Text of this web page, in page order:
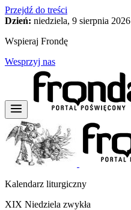
Przejdź do treści
Dzień: niedziela, 9 sierpnia 2026
Wspieraj Frondę
Wesprzyj nas
Kalendarz liturgiczny
XIX Niedziela zwykła